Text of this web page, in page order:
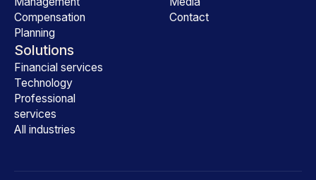
Compensation
Planning
Solutions
Financial services
Technology
Professional
services
All industries
Contact